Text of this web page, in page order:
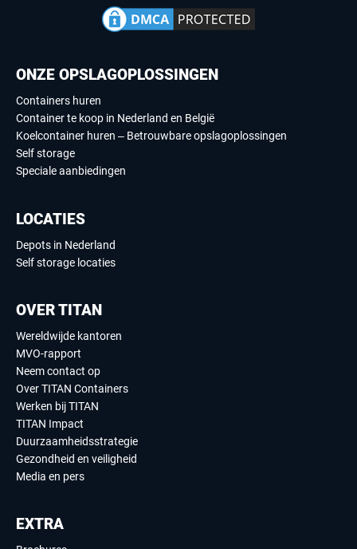
ONZE OPSLAGOPLOSSINGEN
Containers huren
Container te koop in Nederland en België
Koelcontainer huren – Betrouwbare opslagoplossingen
Self storage
Speciale aanbiedingen
LOCATIES
Depots in Nederland
Self storage locaties
OVER TITAN
Wereldwijde kantoren
MVO-rapport
Neem contact op
Over TITAN Containers
Werken bij TITAN
TITAN Impact
Duurzaamheidsstrategie
Gezondheid en veiligheid
Media en pers
EXTRA